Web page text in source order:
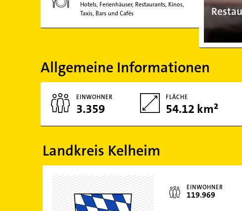
Hotels, Ferienhäuser, Restaurants, Kinos,
Taxis, Bars und Cafés
Allgemeine Informationen
EINWOHNER
3.359
FLÄCHE
54.12 km²
Landkreis Kelheim
EINWOHNER
119.969